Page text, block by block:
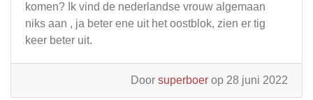
komen? Ik vind de nederlandse vrouw algemaan
niks aan , ja beter ene uit het oostblok, zien er tig
keer beter uit.
Door superboer op 28 juni 2022